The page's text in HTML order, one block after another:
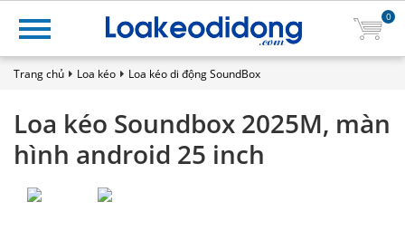
0
Trang chủ Loa kéo Loa kéo di động SoundBox
Loa kéo Soundbox 2025M, màn
hình android 25 inch